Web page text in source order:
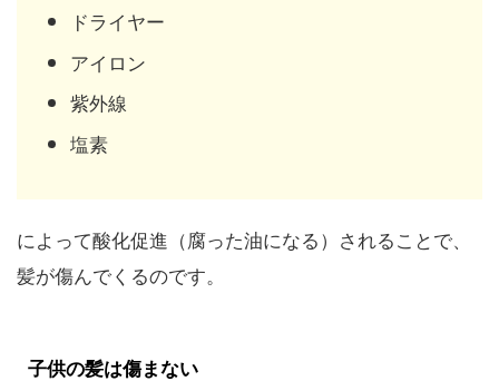
ドライヤー
アイロン
紫外線
塩素
によって酸化促進（腐った油になる）されることで、
髪が傷んでくるのです。
子供の髪は傷まない